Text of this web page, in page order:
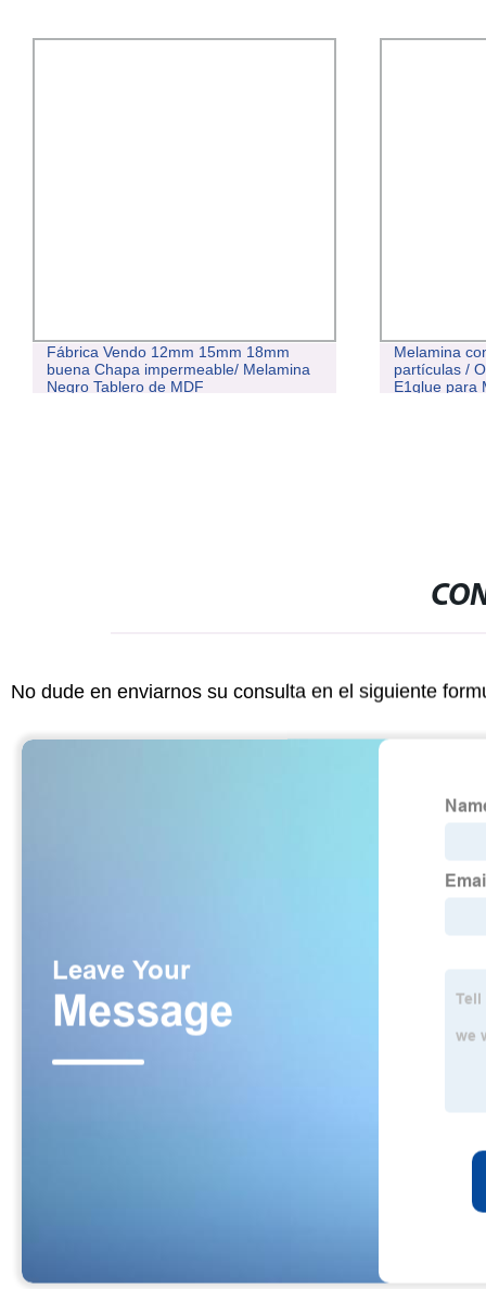
Fábrica Vendo 12mm 15mm 18mm
buena Chapa impermeable/ Melamina
Negro Tablero de MDF
Melamina
partículas /
E1glue para
No dude en enviarnos su consulta en el siguiente